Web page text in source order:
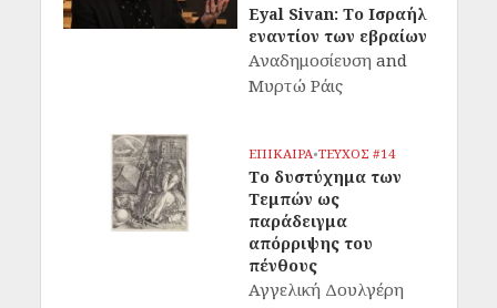
Eyal Sivan: Το Ισραήλ
εναντίον των εβραίων
Αναδημοσίευση and
Μυρτώ Ράις
ΕΠΙΚΑΙΡΑ•ΤΕΥΧΟΣ #14
Το δυστύχημα των
Τεμπών ως
παράδειγμα
απόρριψης του
πένθους
Αγγελική Δουλγέρη